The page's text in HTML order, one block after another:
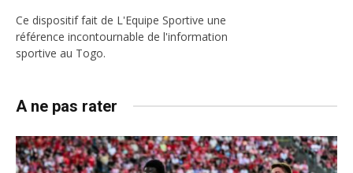
Ce dispositif fait de L'Equipe Sportive une
référence incontournable de l'information
sportive au Togo.
A ne pas rater